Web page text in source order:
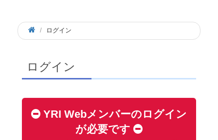
ログイン
ログイン
YRI Webメンバーのログイン
が必要です